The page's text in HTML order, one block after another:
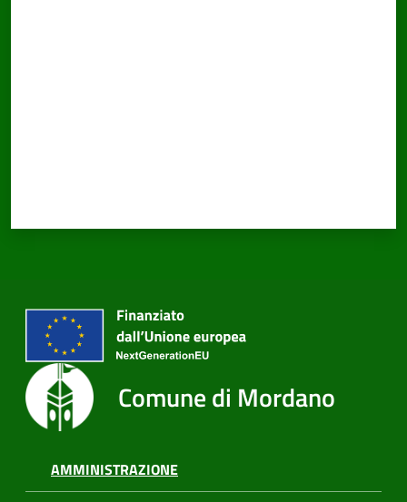
su
Comune di Mordano
AMMINISTRAZIONE